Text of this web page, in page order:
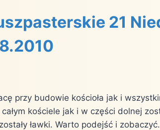
21
przy budowie kościoła jak i
całym kościele jak i w części dolnej
ławki. Warto podejść i